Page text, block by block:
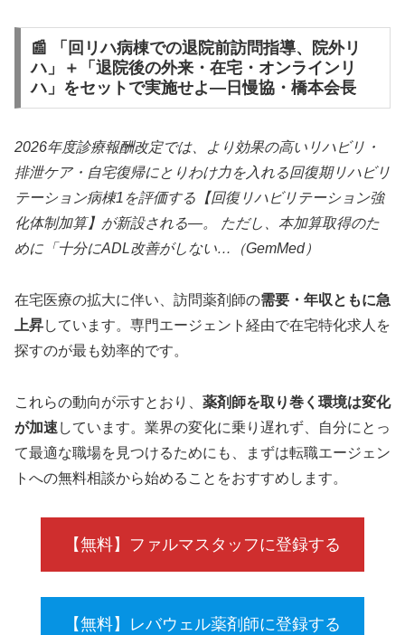
📰 「回リハ病棟での退院前訪問指導、院外リ
ハ」＋「退院後の外来・在宅・オンラインリ
ハ」をセットで実施せよ—日慢協・橋本会長
2026年度診療報酬改定では、より効果の高いリハビリ・
排泄ケア・自宅復帰にとりわけ力を入れる回復期リハビリ
テーション病棟1を評価する【回復リハビリテーション強
化体制加算】が新設される―。 ただし、本加算取得のた
めに「十分にADL改善がしない…（GemMed）
在宅医療の拡大に伴い、訪問薬剤師の需要・年収ともに急
上昇しています。専門エージェント経由で在宅特化求人を
探すのが最も効率的です。
これらの動向が示すとおり、 薬剤師を取り巻く環境は変化
が加速 しています。業界の変化に乗り遅れず、自分にとっ
て最適な職場を見つけるためにも、まずは転職エージェン
トへの無料相談から始めることをおすすめします。
【無料】ファルマスタッフに登録する
【無料】レバウェル薬剤師に登録する